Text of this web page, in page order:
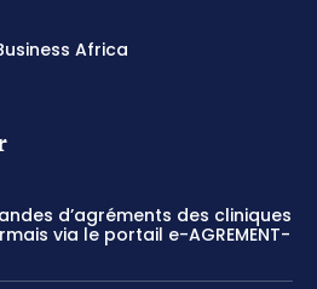
Africa
d’agréments des cliniques
via le portail e-AGREMENT-